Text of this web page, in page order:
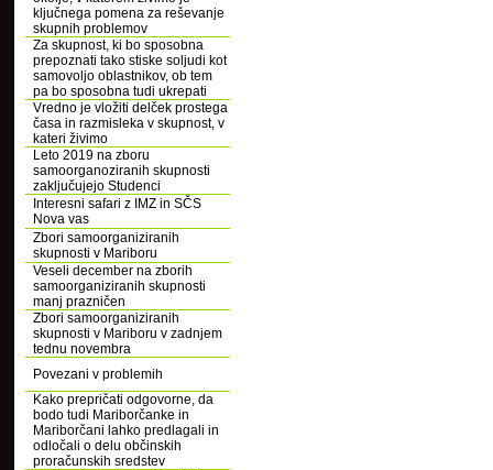
ključnega pomena za reševanje
skupnih problemov
Za skupnost, ki bo sposobna
prepoznati tako stiske soljudi kot
samovoljo oblastnikov, ob tem
pa bo sposobna tudi ukrepati
Vredno je vložiti delček prostega
časa in razmisleka v skupnost, v
kateri živimo
Leto 2019 na zboru
samoorganoziranih skupnosti
zaključujejo Studenci
Interesni safari z IMZ in SČS
Nova vas
Zbori samoorganiziranih
skupnosti v Mariboru
Veseli december na zborih
samoorganiziranih skupnosti
manj prazničen
Zbori samoorganiziranih
skupnosti v Mariboru v zadnjem
tednu novembra
Povezani v problemih
Kako prepričati odgovorne, da
bodo tudi Mariborčanke in
Mariborčani lahko predlagali in
odločali o delu občinskih
proračunskih sredstev